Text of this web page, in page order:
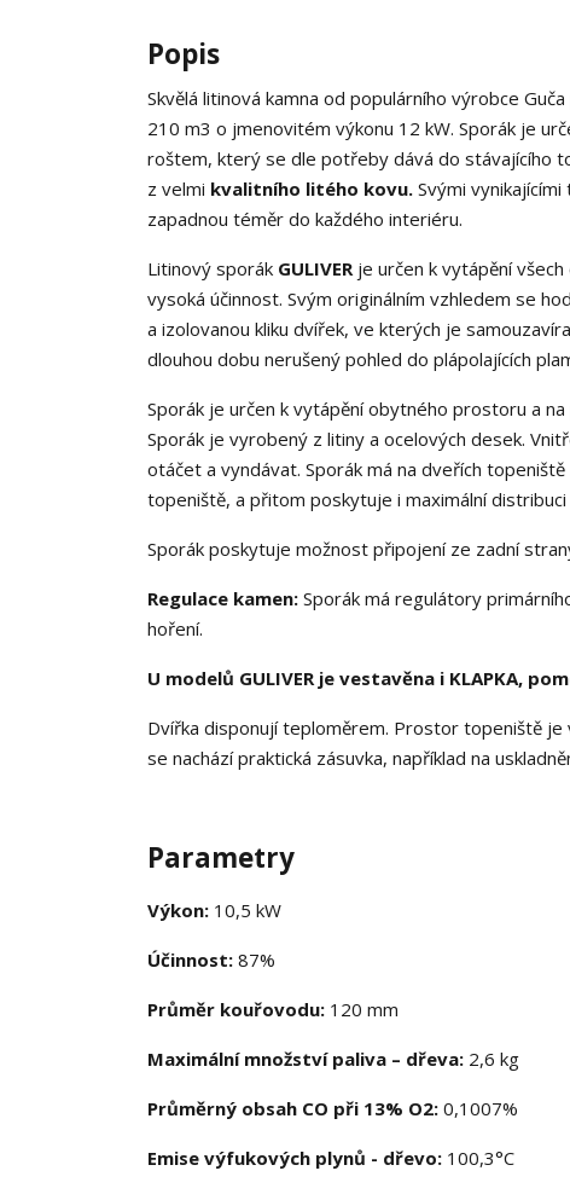
Popis
Skvělá litinová kamna od populárního výrobce
210 m3 o jmenovitém výkonu 12 kW. Sporák je
roštem, který se dle potřeby dává do stávajícího
z velmi kvalitního litého kovu. Svými
zapadnou téměr do každého interiéru.
Litinový sporák GULIVERje určen k vytápění
vysoká účinnost. Svým originálním vzhledem se
a izolovanou kliku dvířek, ve kterých je
dlouhou dobu nerušený pohled do plápolajících
Sporák je určen k vytápění obytného prostoru a
Sporák je vyrobený z litiny a ocelových desek.
otáčet a vyndávat. Sporák má na dveřích
topeniště, a přitom poskytuje i maximální distribuci
Sporák poskytuje možnost připojení ze zadní
Regulace kamen: Sporák má regulátory
hoření.
U modelů GULIVER je vestavěna i KLAPKA,
Dvířka disponují teploměrem. Prostor topeniště
se nachází praktická zásuvka, například na
Parametry
Výkon: 10,5 kW
Účinnost: 87%
Průměr kouřovodu: 120 mm
Maximální množství paliva – dřeva: 2,6 kg
Průměrný obsah CO při 13% O2: 0,1007%
Emise výfukových plynů - dřevo: 100,3°C